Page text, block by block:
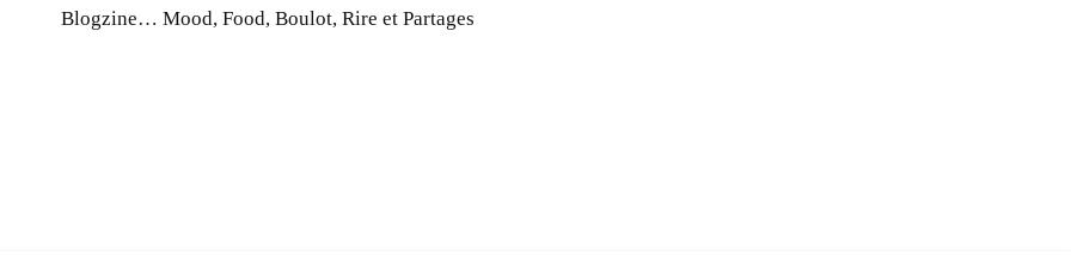
Blogzine… Mood, Food, Boulot, Rire et Partages